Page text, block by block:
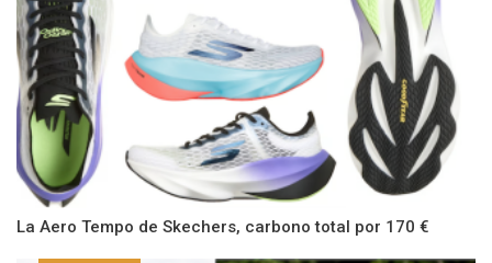
La Aero Tempo de Skechers, carbono total por 170 €